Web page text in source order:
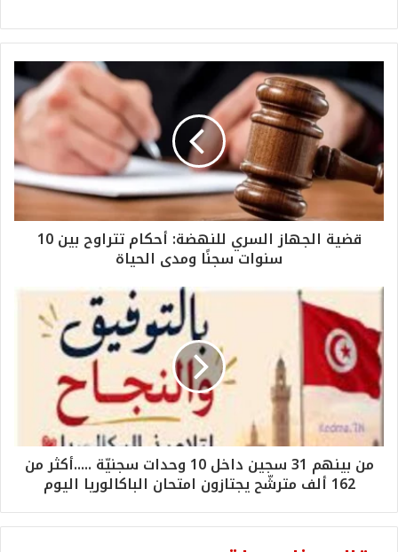
قضية الجهاز السري للنهضة: أحكام تتراوح بين 10
سنوات سجنًا ومدى الحياة
من بينهم 31 سجين داخل 10 وحدات سجنيّة .....أكثر من
162 ألف مترشّح يجتازون امتحان الباكالوريا اليوم